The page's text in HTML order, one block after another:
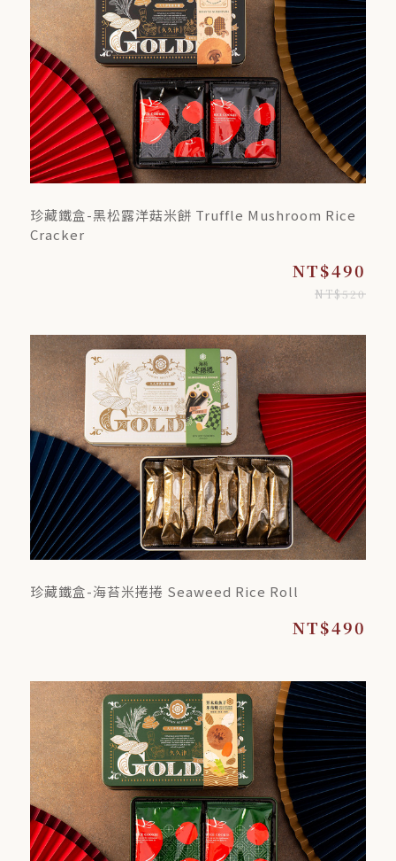
珍藏鐵盒-黑松露洋菇米餅 Truffle Mushroom Rice
Cracker
NT$490
NT$520
珍藏鐵盒-海苔米捲捲 Seaweed Rice Roll
NT$490